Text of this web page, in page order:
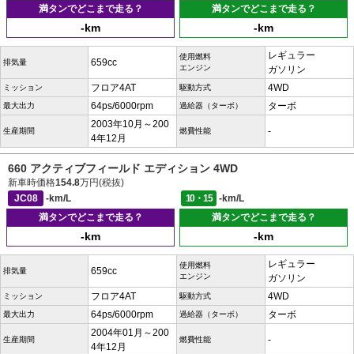
満タンでどこまで走る？
-km
満タンでどこまで走る？
-km
排気量 659cc
使用燃料
エンジン
レギュラー
ガソリン
ミッション フロア4AT 駆動方式 4WD
最大出力 64ps/6000rpm 過給器（ターボ） ターボ
生産期間
2003年10月～200
4年12月
燃費性能 -
660 アクティブフィールド エディション 4WD
新車時価格154.8万円(税抜)
JC08
-km/L 10・15
-km/L
満タンでどこまで走る？
-km
満タンでどこまで走る？
-km
排気量 659cc
使用燃料
エンジン
レギュラー
ガソリン
ミッション フロア4AT 駆動方式 4WD
最大出力 64ps/6000rpm 過給器（ターボ） ターボ
生産期間
2004年01月～200
4年12月
燃費性能 -